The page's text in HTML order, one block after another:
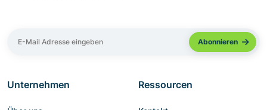
Unternehmen Ressourcen